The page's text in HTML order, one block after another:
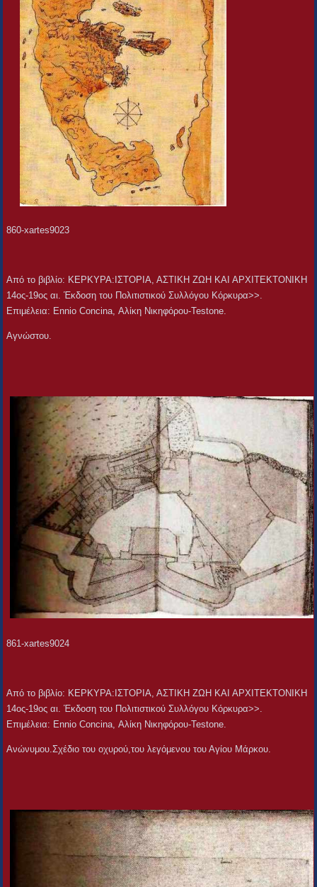
860-xartes9023
Aπό το βιβλίο: ΚΕΡΚΥΡΑ:ΙΣΤΟΡΙΑ, ΑΣΤΙΚΗ ΖΩΗ ΚΑΙ ΑΡΧΙΤΕΚΤΟΝΙΚΗ
14ος-19ος αι. Έκδοση του Πολιτιστικού Συλλόγου Κόρκυρα>>.
Επιμέλεια: Ennio Concina, Αλίκη Νικηφόρου-Testone.
Αγνώστου.
861-xartes9024
Aπό το βιβλίο: ΚΕΡΚΥΡΑ:ΙΣΤΟΡΙΑ, ΑΣΤΙΚΗ ΖΩΗ ΚΑΙ ΑΡΧΙΤΕΚΤΟΝΙΚΗ
14ος-19ος αι. Έκδοση του Πολιτιστικού Συλλόγου Κόρκυρα>>.
Επιμέλεια: Ennio Concina, Αλίκη Νικηφόρου-Testone.
Ανώνυμου.Σχέδιο του οχυρού,του λεγόμενου του Αγίου Μάρκου.